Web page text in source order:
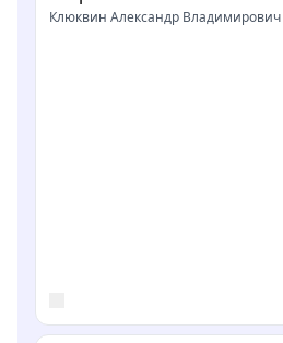
Клюквин Александр Владимирович